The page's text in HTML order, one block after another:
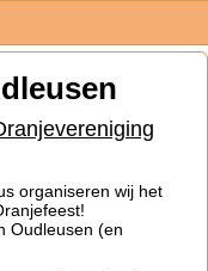
organiseren wij het
Oudleusen (en